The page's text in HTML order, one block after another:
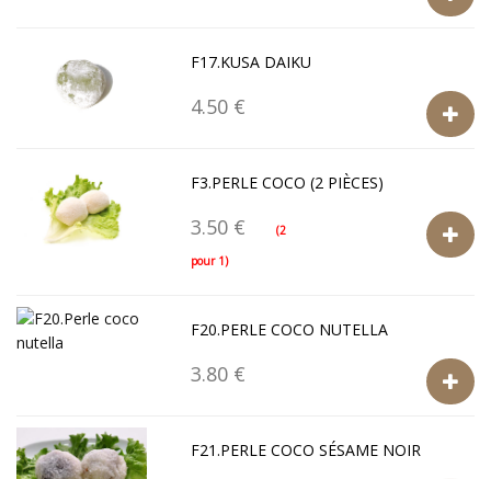
F17.KUSA DAIKU
4.50 €
F3.PERLE COCO (2 PIÈCES)
3.50 €
(2
pour 1)
F20.PERLE COCO NUTELLA
3.80 €
F21.PERLE COCO SÉSAME NOIR